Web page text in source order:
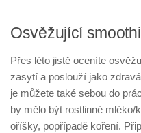
Osvěžující
Přes léto jistě oceníte
zasytí a poslouží jako
je můžete také sebou do
by mělo být rostlinné
oříšky, popřípadě koření.